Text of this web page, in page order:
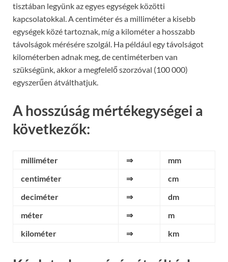
tisztában legyünk az egyes egységek közötti
kapcsolatokkal. A centiméter és a milliméter a kisebb
egységek közé tartoznak, míg a kilométer a hosszabb
távolságok mérésére szolgál. Ha például egy távolságot
kilométerben adnak meg, de centiméterben van
szükségünk, akkor a megfelelő szorzóval (100 000)
egyszerűen átválthatjuk.
A hosszúság mértékegységei a
következők:
milliméter ⇒
mm
centiméter
⇒
cm
deciméter
⇒
dm
méter
⇒
m
kilométer
⇒ km